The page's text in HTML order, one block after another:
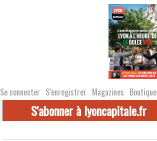
Se connecter S’enregistrer Magazines Boutique
S'abonner à lyoncapitale.fr